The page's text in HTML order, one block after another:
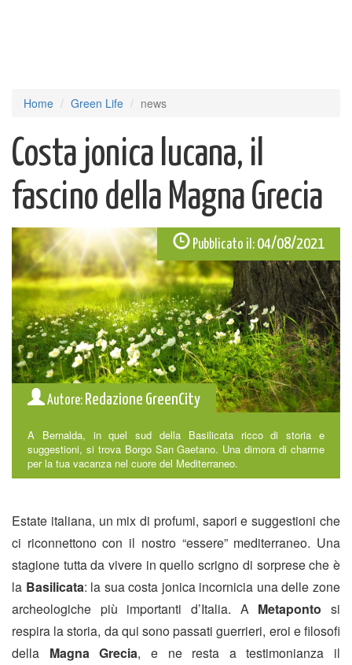
Home Green Life news
Costa jonica lucana, il
fascino della Magna Grecia
Pubblicato il: 04/08/2021
Autore: Redazione GreenCity
A Bernalda, in quel sud della Basilicata ricco di storia e
suggestioni, si trova Borgo San Gaetano. Una dimora di charme
per la tua vacanza nel cuore del Mediterraneo.
Estate italiana, un mix di profumi, sapori e suggestioni che
ci riconnettono con il nostro “essere” mediterraneo. Una
stagione tutta da vivere in quello scrigno di sorprese che è
la Basilicata: la sua costa jonica incornicia una delle zone
archeologiche più importanti d’Italia. A Metaponto si
respira la storia, da qui sono passati guerrieri, eroi e filosofi
della Magna Grecia, e ne resta a testimonianza il